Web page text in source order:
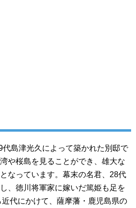
島津光久によって築かれた別邸で
や桜島を見ることができ、雄大な
なっています。幕末の名君、28代
、徳川将軍家に嫁いだ篤姫も足を
代にかけて、薩摩藩・鹿児島県の